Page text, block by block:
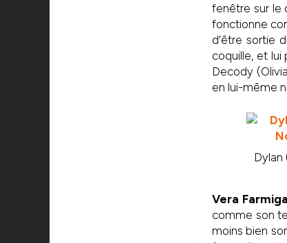
fenêtre sur le
fonctionne
d’être sortie
coquille, et lui
Decody
en lui-même
Vera Farmiga
comme son
moins bien